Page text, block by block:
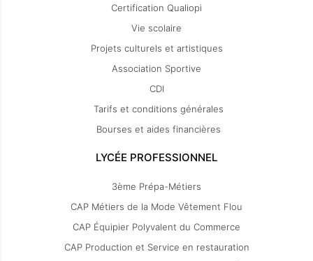
Certification Qualiopi
Vie scolaire
Projets culturels et artistiques
Association Sportive
CDI
Tarifs et conditions générales
Bourses et aides financières
LYCÉE PROFESSIONNEL
3ème Prépa-Métiers
CAP Métiers de la Mode Vêtement Flou
CAP Équipier Polyvalent du Commerce
CAP Production et Service en restauration